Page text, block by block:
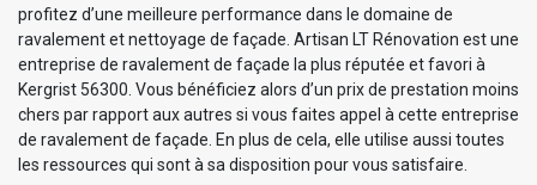
profitez d’une meilleure performance dans le domaine de
ravalement et nettoyage de façade. Artisan LT Rénovation est une
entreprise de ravalement de façade la plus réputée et favori à
Kergrist 56300. Vous bénéficiez alors d’un prix de prestation moins
chers par rapport aux autres si vous faites appel à cette entreprise
de ravalement de façade. En plus de cela, elle utilise aussi toutes
les ressources qui sont à sa disposition pour vous satisfaire.